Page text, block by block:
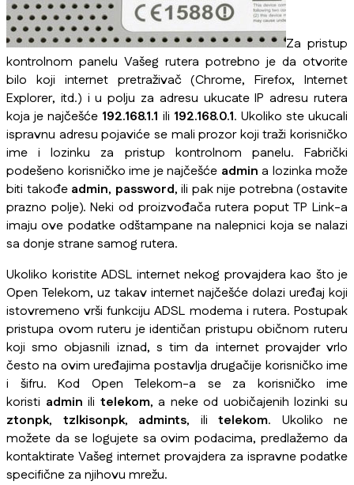
Za pristup
kontrolnom panelu Vašeg rutera potrebno je da otvorite
bilo koji internet pretraživač (Chrome, Firefox, Internet
Explorer, itd.) i u polju za adresu ukucate IP adresu rutera
koja je najčešće 192.168.1.1 ili 192.168.0.1. Ukoliko ste ukucali
ispravnu adresu pojaviće se mali prozor koji traži korisničko
ime i lozinku za pristup kontrolnom panelu. Fabrički
podešeno korisničko ime je najčešće admin a lozinka može
biti takođe admin, password, ili pak nije potrebna (ostavite
prazno polje). Neki od proizvođača rutera poput TP Link-a
imaju ove podatke odštampane na nalepnici koja se nalazi
sa donje strane samog rutera.
Ukoliko koristite ADSL internet nekog provajdera kao što je
Open Telekom, uz takav internet najčešće dolazi uređaj koji
istovremeno vrši funkciju ADSL modema i rutera. Postupak
pristupa ovom ruteru je identičan pristupu običnom ruteru
koji smo objasnili iznad, s tim da internet provajder vrlo
često na ovim uređajima postavlja drugačije korisničko ime
i šifru. Kod Open Telekom-a se za korisničko ime
koristi admin ili telekom, a neke od uobičajenih lozinki su
ztonpk, tzlkisonpk, admints, ili telekom. Ukoliko ne
možete da se logujete sa ovim podacima, predlažemo da
kontaktirate Vašeg internet provajdera za ispravne podatke
specifične za njihovu mrežu.